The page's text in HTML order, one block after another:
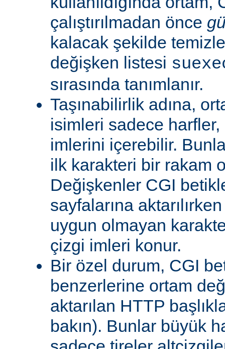
çalıştırılmadan önce
kalacak şekilde
değişken listesi
sırasında tanımlanır.
Taşınabilirlik adına,
isimleri sadece
imlerini içerebilir.
ilk karakteri bir rakam
Değişkenler CGI
sayfalarına
uygun olmayan
çizgi imleri konur.
Bir özel durum, CGI
benzerlerine ortam
aktarılan HTTP
bakın). Bunlar büyük